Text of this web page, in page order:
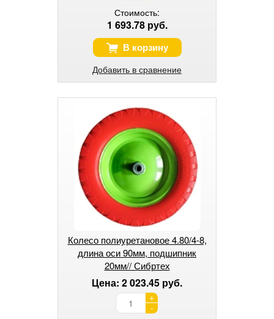
Стоимость:
1 693.78 руб.
В корзину
Добавить в сравнение
Колесо полиуретановое 4.80/4-8,
длина оси 90мм, подшипник
20мм// Сибртех
Цена: 2 023.45 руб.
+
-